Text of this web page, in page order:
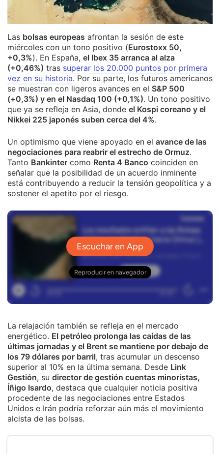
Las bolsas europeas afrontan la sesión de este
miércoles con un tono positivo (Eurostoxx 50,
+0,3%). En España, el Ibex 35 arranca al alza
(+0,46%) tras superar los 20.000 puntos por primera
vez en su historia. Por su parte, los futuros americanos
se muestran con ligeros avances en el S&P 500
(+0,3%) y en el Nasdaq 100 (+0,1%). Un tono positivo
que ya se refleja en Asia, donde el Kospi coreano y el
Nikkei 225 japonés suben cerca del 4%.
Un optimismo que viene apoyado en el avance de las
negociaciones para reabrir el estrecho de Ormuz.
Tanto Bankinter como Renta 4 Banco coinciden en
señalar que la posibilidad de un acuerdo inminente
está contribuyendo a reducir la tensión geopolítica y a
sostener el apetito por el riesgo.
La relajación también se refleja en el mercado
energético. El petróleo prolonga las caídas de las
últimas jornadas y el Brent se mantiene por debajo de
los 79 dólares por barril, tras acumular un descenso
superior al 10% en la última semana. Desde Link
Gestión, su director de gestión cuentas minoristas,
Íñigo Isardo, destaca que cualquier noticia positiva
procedente de las negociaciones entre Estados
Unidos e Irán podría reforzar aún más el movimiento
alcista de las bolsas.